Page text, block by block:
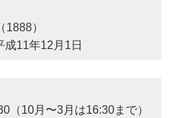
）
11年12月1日
（10月〜3月は16:30まで）